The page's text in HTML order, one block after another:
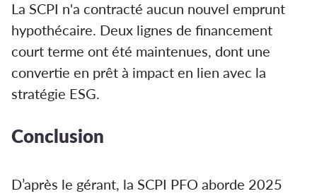
La SCPI n'a contracté aucun nouvel emprunt
hypothécaire. Deux lignes de financement
court terme ont été maintenues, dont une
convertie en prêt à impact en lien avec la
stratégie ESG.
Conclusion
D’après le gérant, la SCPI PFO aborde 2025